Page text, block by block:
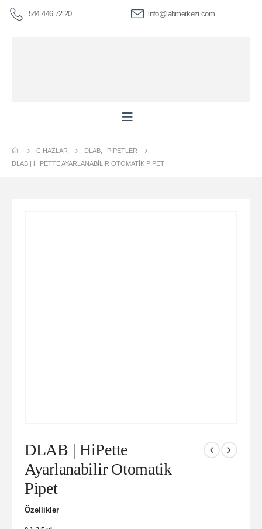
544 446 72 20 info@labmerkezi.com
CIHAZLAR DLAB
PIPETLER
DLAB | HIPETTE AYARLANABILIR OTOMATIK PIPET
DLAB | HiPette
Ayarlanabilir Otomatik
Pipet
Özellikler